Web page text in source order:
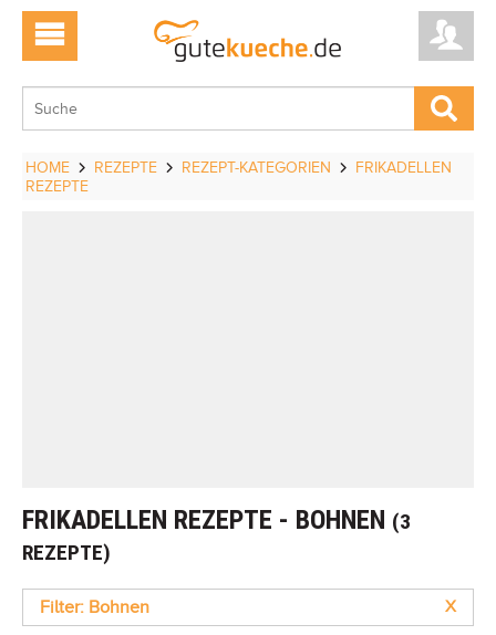
HOME REZEPTE REZEPT-KATEGORIEN
FRIKADELLEN
REZEPTE
FRIKADELLEN REZEPTE - BOHNEN (3
REZEPTE)
Filter: Bohnen X